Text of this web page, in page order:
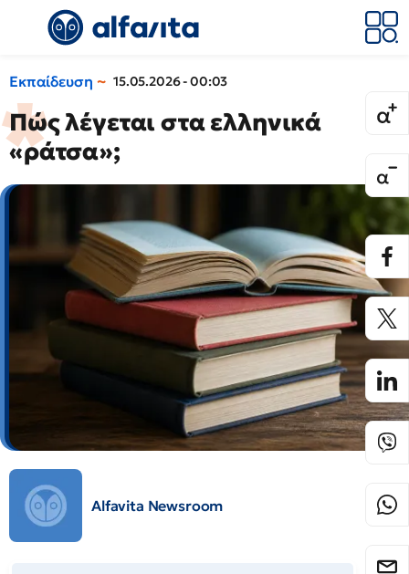
Εκπαίδευση 15.05.2026 - 00:03
Πώς λέγεται στα ελληνικά
«ράτσα»;
Alfavita Newsroom